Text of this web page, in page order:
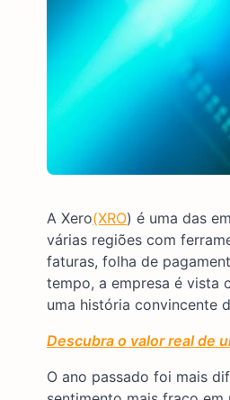
A Xero(XRO) é uma das
várias regiões com
faturas, folha de
tempo, a empresa é vista
uma história convincente
Descubra o valor real de
O ano passado foi mais